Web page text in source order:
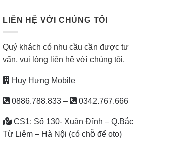
LIÊN HỆ VỚI CHÚNG TÔI
Quý khách có nhu cầu cần được tư
vấn, vui lòng liên hệ với chúng tôi.
Huy Hưng Mobile
0886.788.833 – 0342.767.666
CS1: Số 130- Xuân Đỉnh – Q.Bắc
Từ Liêm – Hà Nội (có chỗ để oto)